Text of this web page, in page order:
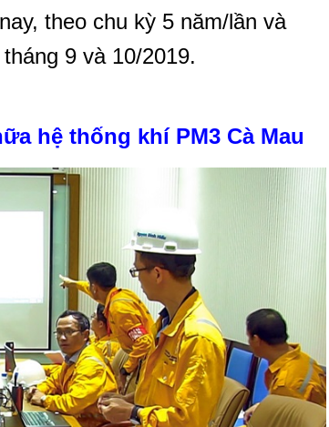
theo chu kỳ 5 năm/lần và
9 và 10/2019.
hệ thống khí PM3 Cà Mau